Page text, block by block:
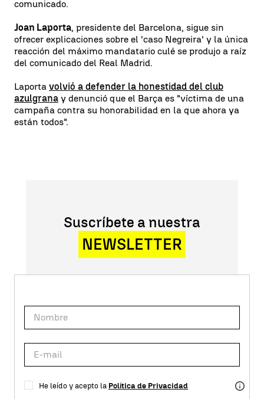
comunicado.
Joan Laporta, presidente del Barcelona, sigue sin
ofrecer explicaciones sobre el 'caso Negreira' y la única
reacción del máximo mandatario culé se produjo a raíz
del comunicado del Real Madrid.
Laporta volvió a defender la honestidad del club
azulgrana y denunció que el Barça es "víctima de una
campaña contra su honorabilidad en la que ahora ya
están todos".
Suscríbete a nuestra
NEWSLETTER
He leído y acepto la Política de Privacidad